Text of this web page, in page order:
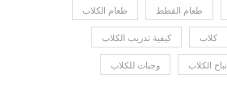
طعام القطط طعام الكلاب
كلاب كيفية تدريب الكلاب
نباح الكلاب وجبات للكلاب